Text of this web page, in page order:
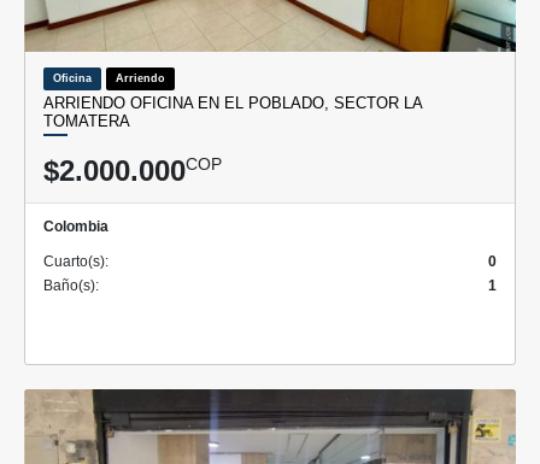
Oficina Arriendo
ARRIENDO OFICINA EN EL POBLADO, SECTOR LA
TOMATERA
$2.000.000COP
Colombia
Cuarto(s):
0
Baño(s):
1